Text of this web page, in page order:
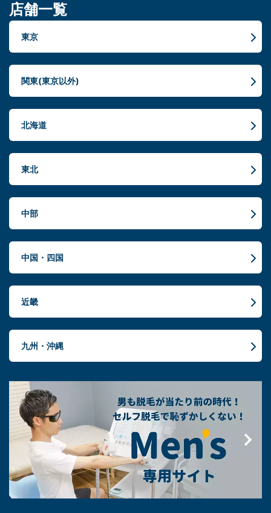
店舗一覧
東京
関東(東京以外)
北海道
東北
中部
中国・四国
近畿
九州・沖縄